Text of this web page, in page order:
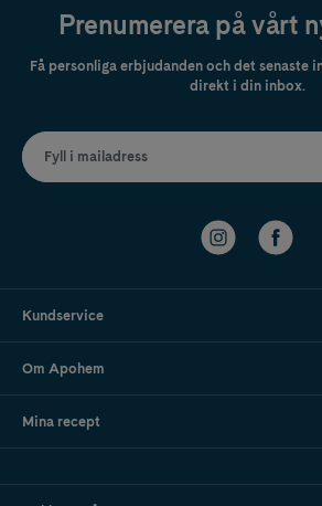
Prenumerera på vårt
Få personliga erbjudanden och det senaste
direkt i din inbox.
Fyll i mailadress
Kundservice
Om Apohem
Mina recept